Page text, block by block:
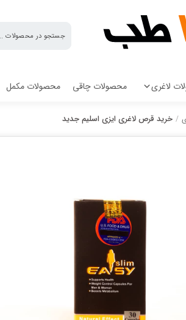
لاغری محصولات چاقی محصولات مکمل
/ خرید قرص لاغری ایزی اسلیم جدید